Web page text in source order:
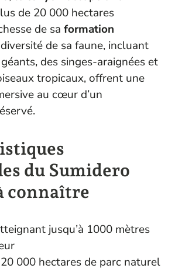
de 20 000 hectares
de sa formation
de sa faune, incluant
des singes-araignées et
tropicaux, offrent une
au cœur d’un
du Sumidero
connaître
jusqu’à 1000 mètres
000 hectares de parc naturel